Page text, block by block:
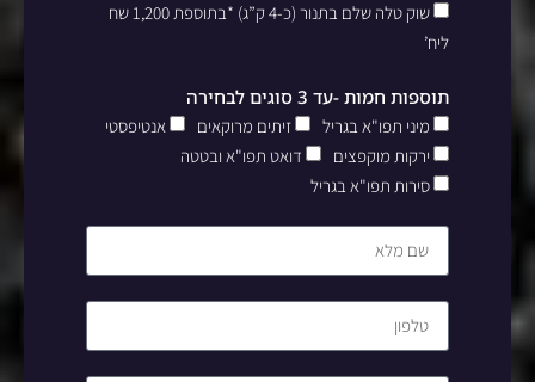
שוק טלה שלם בתנור (כ-4 ק”ג) *בתוספת 1,200 שח
ליח’
תוספות חמות -עד 3 סוגים לבחירה
מיני תפו"א בגריל זיתים מרוקאים
אנטיפסטי
ירקות מוקפצים
דואט תפו"א ובטטה
סירות תפו"א בגריל